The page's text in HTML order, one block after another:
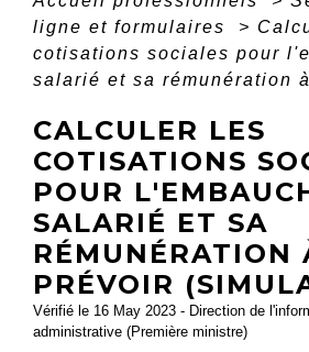
ligne et formulaires
>
cotisations sociales pour
salarié et sa rémunération
CALCULER LES
COTISATIONS
POUR
SALARIÉ ET SA
RÉMUNÉRATION
PRÉVOIR
Vérifié le 16 May 2023 - Direction de
administrative (Première ministre)